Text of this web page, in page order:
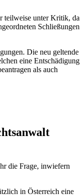
teilweise unter Kritik, da
Schließungen
Die neu geltende
eine Entschädigung
als auch
die Frage, inwiefern
in Österreich eine